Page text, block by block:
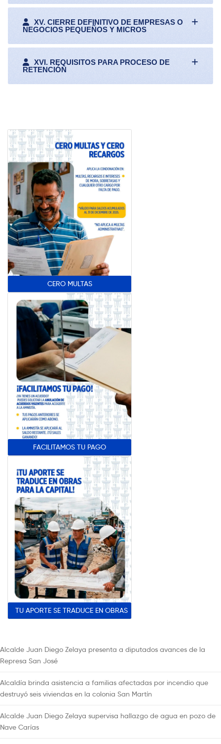
XV. CIERRE DEFINITIVO DE EMPRESAS O
NEGOCIOS PEQUEÑOS Y MICROS
XVI. REQUISITOS PARA PROCESO DE
RETENCIÓN
CERO MULTAS
FACILITAMOS TU PAGO
TU APORTE SE TRADUCE EN OBRAS
Alcalde Juan Diego Zelaya presenta a diputados avances de la
Represa San José
Alcaldía brinda asistencia a familias afectadas por incendio que
destruyó seis viviendas en la colonia San Martín
Alcalde Juan Diego Zelaya supervisa hallazgo de agua en pozo de
Nave Carías